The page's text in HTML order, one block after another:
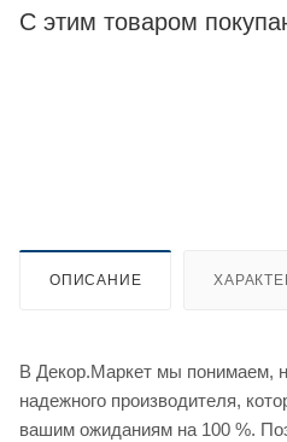
С этим товаром
ОПИСАНИЕ
В Декор.Маркет мы понимаем,
надежного производителя,
вашим ожиданиям на 100 %.